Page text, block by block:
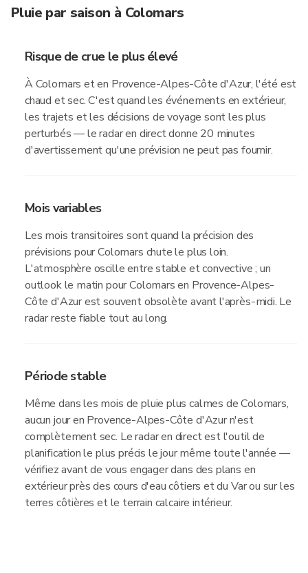
Pluie par saison à Colomars
Risque de crue le plus élevé
À Colomars et en Provence-Alpes-Côte d'Azur, l'été est
chaud et sec. C'est quand les événements en extérieur,
les trajets et les décisions de voyage sont les plus
perturbés — le radar en direct donne 20 minutes
d'avertissement qu'une prévision ne peut pas fournir.
Mois variables
Les mois transitoires sont quand la précision des
prévisions pour Colomars chute le plus loin.
L'atmosphère oscille entre stable et convective ; un
outlook le matin pour Colomars en Provence-Alpes-
Côte d'Azur est souvent obsolète avant l'après-midi. Le
radar reste fiable tout au long.
Période stable
Même dans les mois de pluie plus calmes de Colomars,
aucun jour en Provence-Alpes-Côte d'Azur n'est
complètement sec. Le radar en direct est l'outil de
planification le plus précis le jour même toute l'année —
vérifiez avant de vous engager dans des plans en
extérieur près des cours d'eau côtiers et du Var ou sur les
terres côtières et le terrain calcaire intérieur.